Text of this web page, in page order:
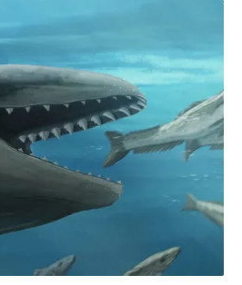
位在墨西哥的東南部，出產的辣
熱浪導致吼猴大規模死亡。《路
稱有83隻吼猴死亡，但熱浪延
估計，實際在這波高溫死亡的猴